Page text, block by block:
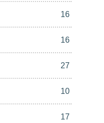
16
16
27
10
17